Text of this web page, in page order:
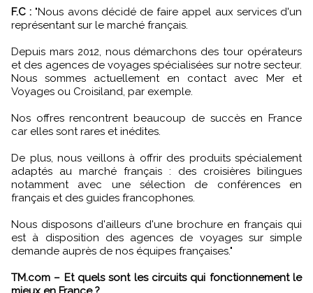
F.C : "Nous avons décidé de faire appel aux services d'un
représentant sur le marché français.
Depuis mars 2012, nous démarchons des tour opérateurs
et des agences de voyages spécialisées sur notre secteur.
Nous sommes actuellement en contact avec Mer et
Voyages ou Croisiland, par exemple.
Nos offres rencontrent beaucoup de succès en France
car elles sont rares et inédites.
De plus, nous veillons à offrir des produits spécialement
adaptés au marché français : des croisières bilingues
notamment avec une sélection de conférences en
français et des guides francophones.
Nous disposons d'ailleurs d'une brochure en français qui
est à disposition des agences de voyages sur simple
demande auprès de nos équipes françaises."
TM.com – Et quels sont les circuits qui fonctionnement le